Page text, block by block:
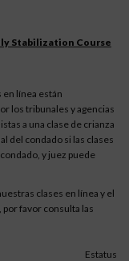
Stabilization Course
en línea están
los tribunales y agencias
a una clase de crianza
del condado si las clases
y juez puede
clases en línea y el
favor consulta las
Estatus